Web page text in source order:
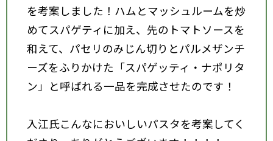
を考案しました！ハムとマッシュルームを炒
めてスパゲティに加え、先のトマトソースを
和えて、パセリのみじん切りとパルメザンチ
ーズをふりかけた「スパゲッティ・ナポリタ
ン」と呼ばれる一品を完成させたのです！
入江氏こんなにおいしいパスタを考案してく